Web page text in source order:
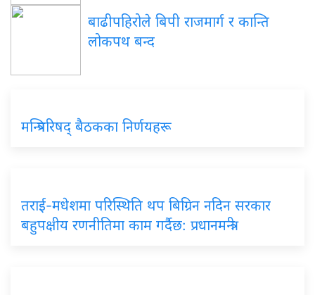
बाढीपहिरोले बिपी राजमार्ग र कान्ति
लोकपथ बन्द
मन्त्रिपरिषद् बैठकका निर्णयहरू
तराई-मधेशमा परिस्थिति थप बिग्रिन नदिन सरकार
बहुपक्षीय रणनीतिमा काम गर्दैछ: प्रधानमन्त्री